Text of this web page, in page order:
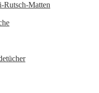
Rutsch-Matten